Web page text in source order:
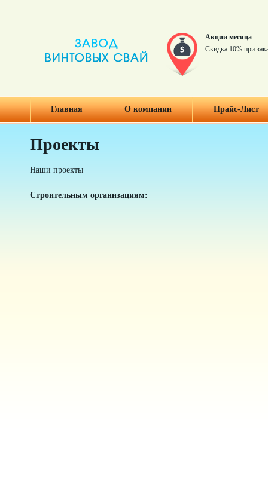
Акции месяца
Скидка 10% при
Главная О компании Прайс-Лист
Проекты
Наши проекты
Строительным организациям: